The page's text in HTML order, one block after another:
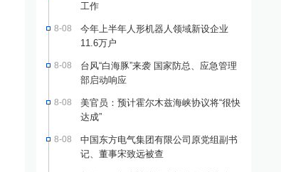
工作
8-08
今年上半年人形机器人领域新设企业
11.6万户
8-08
台风“白海豚”来袭 国家防总、应急管理
部启动响应
8-08
美官员：预计霍尔木兹海峡协议将“很快
达成”
8-08
中国东方电气集团有限公司原党组副书
记、董事宋致远被查